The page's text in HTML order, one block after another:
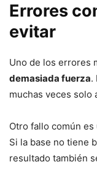
Errores
evitar
Uno de los errores
demasiada fuerza.
muchas veces solo
Otro fallo común es
Si la base no tiene
resultado también